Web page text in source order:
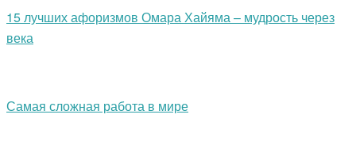
15 лучших афоризмов Омара Хайяма – мудрость через
века
Самая сложная работа в мире